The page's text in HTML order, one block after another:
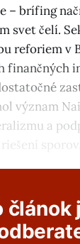
– brífing
svet čelí.
reforiem v
finančných
význam
a
sporov.
článok